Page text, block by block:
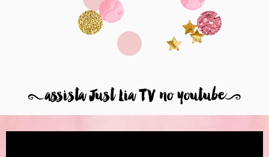
8assista Just Lia TV no youtube9